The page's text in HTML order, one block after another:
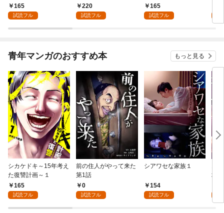
入り～: 1
165
試読フル
の弟（攻略対象外）に
執着えっちされるんで
220
試読フル
い: 1
165
試読フル
青年マンガのおすすめ本 もっと見る
シカケドキ～15年考え
た復讐計画～１
165
試読フル
前の住人がやって来た
第1話
0
試読フル
シアワセな家族１
154
試読フル
地